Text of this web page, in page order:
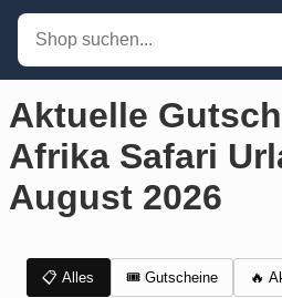
Aktuelle
Afrika Safari
August 2026
📋 Alles 🎟️ Gutscheine 🔥